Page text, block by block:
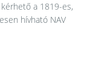
a 1819-es,
hívható NAV